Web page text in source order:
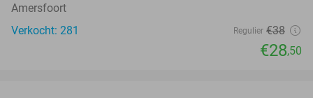
Amersfoort
Verkocht: 281
Regulier €38
€28,50